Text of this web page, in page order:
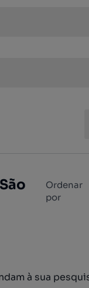
Ordenar
por
à sua